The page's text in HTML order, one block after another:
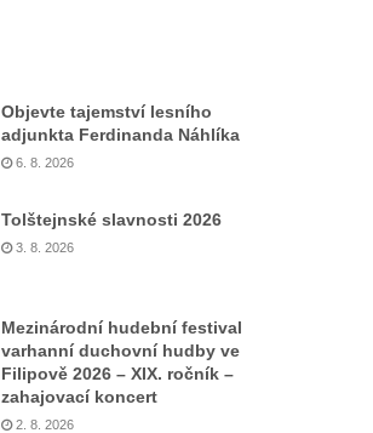
Objevte tajemství lesního
adjunkta Ferdinanda Náhlíka
6. 8. 2026
Tolštejnské slavnosti 2026
3. 8. 2026
Mezinárodní hudební festival
varhanní duchovní hudby ve
Filipově 2026 – XIX. ročník –
zahajovací koncert
2. 8. 2026